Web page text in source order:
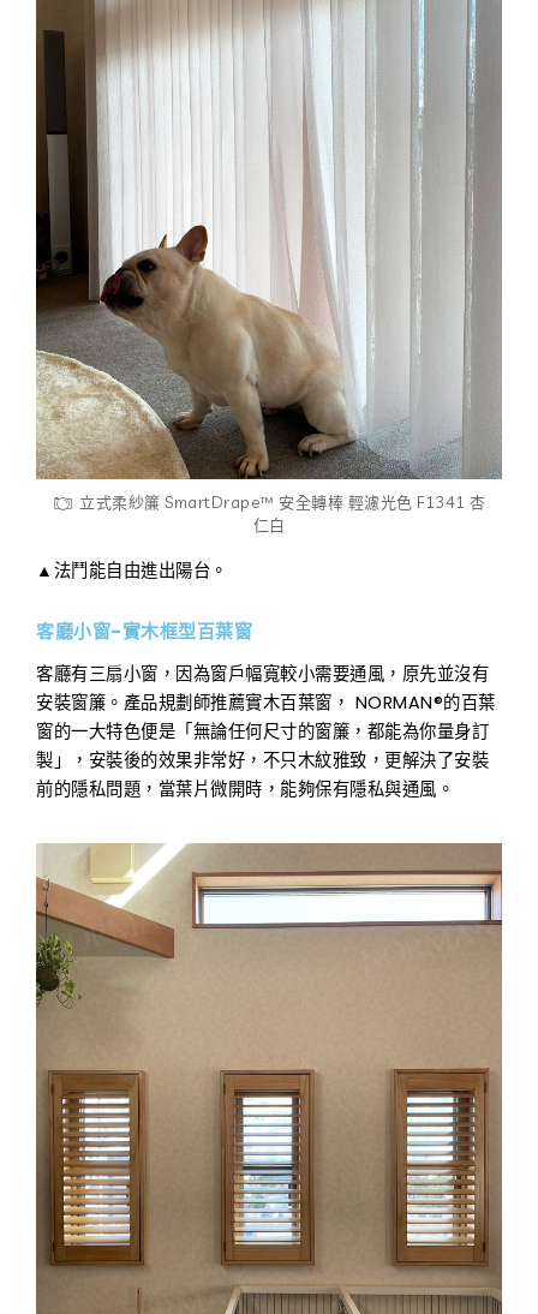
立式柔紗簾 SmartDrape™ 安全轉棒 輕濾光色 F1341 杏
仁白
▲法鬥能自由進出陽台。
客廳小窗-實木框型百葉窗
客廳有三扇小窗，因為窗戶幅寬較小需要通風，原先並沒有
安裝窗簾。產品規劃師推薦實木百葉窗， NORMAN®的百葉
窗的一大特色便是「無論任何尺寸的窗簾，都能為你量身訂
製」，安裝後的效果非常好，不只木紋雅致，更解決了安裝
前的隱私問題，當葉片微開時，能夠保有隱私與通風。